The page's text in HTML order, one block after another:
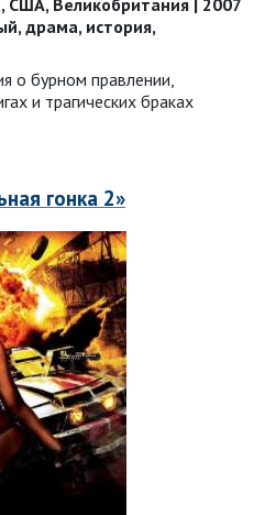
США, Великобритания | 2007
драма, история,
о бурном правлении,
и трагических браках
гонка 2»